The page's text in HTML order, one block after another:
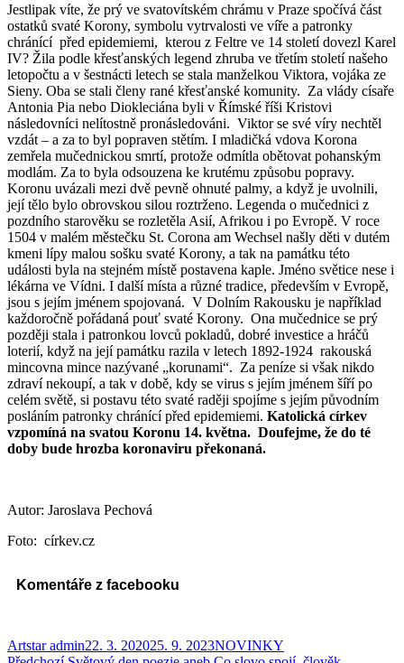
Jestlipak víte, že prý ve svatovítském chrámu v Praze spočívá část
ostatků svaté Korony, symbolu vytrvalosti ve víře a patronky
chránící před epidemiemi, kterou z Feltre ve 14 století dovezl Karel
IV? Žila podle křesťanských legend zhruba ve třetím století našeho
letopočtu a v šestnácti letech se stala manželkou Viktora, vojáka ze
Sieny. Oba se stali členy rané křesťanské komunity. Za vlády císaře
Antonia Pia nebo Diokleciána byli v Římské říši Kristovi
následovníci nelítostně pronásledováni. Viktor se své víry nechtěl
vzdát – a za to byl popraven stětím. I mladičká vdova Korona
zemřela mučednickou smrtí, protože odmítla obětovat pohanským
modlám. Za to byla odsouzena ke krutému způsobu popravy.
Koronu uvázali mezi dvě pevně ohnuté palmy, a když je uvolnili,
její tělo bylo obrovskou silou roztrženo. Legenda o mučednici z
pozdního starověku se rozletěla Asií, Afrikou i po Evropě. V roce
1504 v malém městečku St. Corona am Wechsel našly děti v dutém
kmeni lípy malou sošku svaté Korony, a tak na památku této
události byla na stejném místě postavena kaple. Jméno světice nese i
lékárna ve Vídni. I další místa a různé tradice, především v Evropě,
jsou s jejím jménem spojovaná. V Dolním Rakousku je například
každoročně pořádaná pouť svaté Korony. Ona mučednice se prý
později stala i patronkou lovců pokladů, dobré investice a hráčů
loterií, když na její památku razila v letech 1892-1924 rakouská
mincovna mince nazývané „korunami“. Za peníze si však nikdo
zdraví nekoupí, a tak v době, kdy se virus s jejím jménem šíří po
celém světě, si postavu této svaté raději spojíme s jejím původním
posláním patronky chránící před epidemiemi. Katolická církev
vzpomíná na svatou Koronu 14. května. Doufejme, že do té
doby bude hrozba koronaviru překonaná.
Autor: Jaroslava Pechová
Foto: církev.cz
Komentáře z facebooku
Autor:
Artstar adminPublikováno:
22. 3. 202025. 9. 2023Rubriky:
NOVINKY